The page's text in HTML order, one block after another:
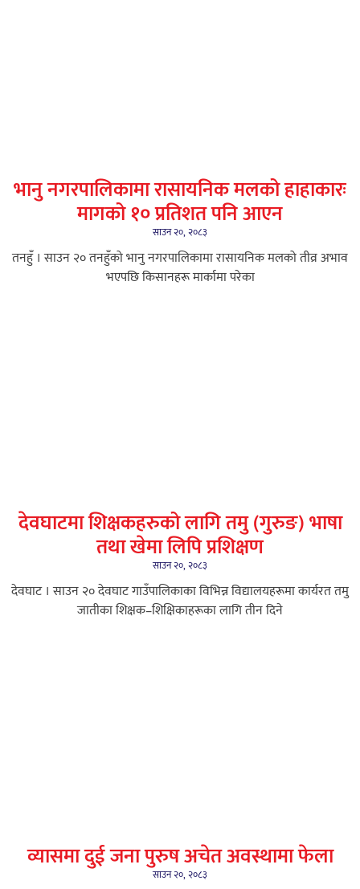
भानु नगरपालिकामा रासायनिक मलको हाहाकारः
मागको १० प्रतिशत पनि आएन
साउन २०, २०८३
तनहुँ । साउन २० तनहुँको भानु नगरपालिकामा रासायनिक मलको तीव्र अभाव
भएपछि किसानहरू मार्कामा परेका
देवघाटमा शिक्षकहरुको लागि तमु (गुरुङ) भाषा
तथा खेमा लिपि प्रशिक्षण
साउन २०, २०८३
देवघाट । साउन २० देवघाट गाउँपालिकाका विभिन्न विद्यालयहरूमा कार्यरत तमु
जातीका शिक्षक–शिक्षिकाहरूका लागि तीन दिने
व्यासमा दुई जना पुरुष अचेत अवस्थामा फेला
साउन २०, २०८३